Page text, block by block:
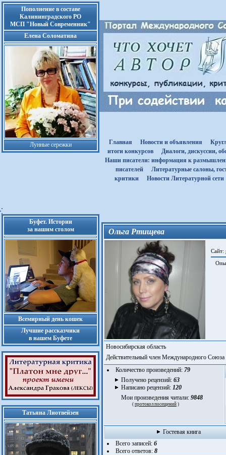
Пополнение в составе
Калининградского РО
МСП "Новый Современник"
Елена Соломатина
Лунные сережки Главная Новости и объявления
итоги конкурсов
Диалоги, дискуссии,
Наши писатели: информация к
писателей
Литературные салоны,
критики
Новости Литературной сети
Буфет. Истории
за нашим столом
Всемирный день кошек
Лучшие рассказчики
в нашем Буфете
Татьяна Лиотвейзен
Ольга Ртищева
Сайт:
Новосибирская область
Действительный член Международного
Количество произведений: 79
Получено рецензий: 63
Написано рецензий: 120
Мои произведения читали: 9848
( протокол посещений )
Гостевая книга
Всего записей: 6
Всего ответов: 8